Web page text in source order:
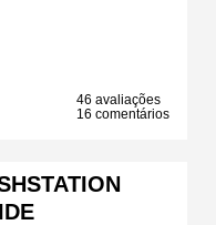
46 avaliações
16 comentários